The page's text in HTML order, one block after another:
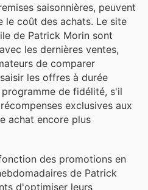
saisonnières, peuvent
le coût des achats. Le site
de Patrick Morin sont
les dernières ventes,
de comparer
les offres à durée
de fidélité, s'il
exclusives aux
achat encore plus
des promotions en
de Patrick
d'optimiser leurs